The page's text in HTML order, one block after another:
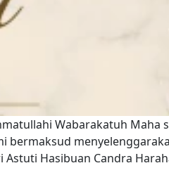
Wabarakatuh Maha
bermaksud
Astuti Hasibuan Candra